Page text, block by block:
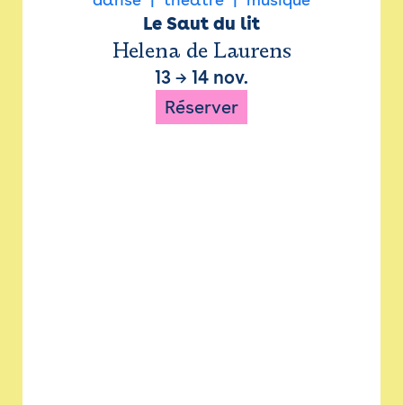
Le Saut du lit
Helena de Laurens
13 → 14 nov.
Réserver